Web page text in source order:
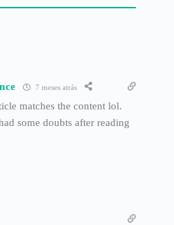
7 meses atrás
matches the content lol.
some doubts after reading